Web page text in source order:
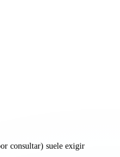
consultar) suele exigir